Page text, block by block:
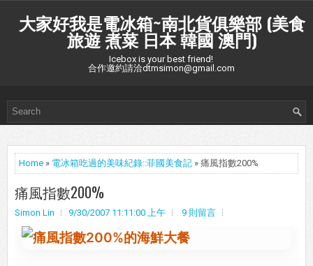
大家好我是電冰箱~南北貨俱樂部 (美食
旅遊 煮菜 日本 韓國 澳門)
Icebox is your best friend!
合作邀約請洽dtmsimon@gmail.com
Home » 電冰箱吃過的美味紀錄::菲國美食記 » 痛風指數200%
痛風指數200%
Simon Lin 9/30/2007 11:11:00 上午 9 則留言